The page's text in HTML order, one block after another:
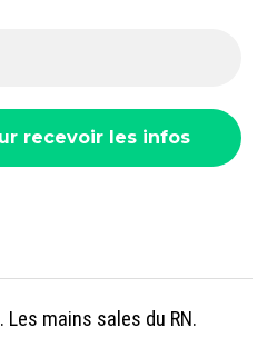
Les mains sales du RN.